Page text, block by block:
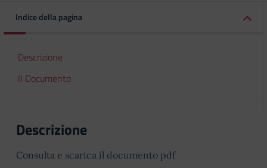
Indice della pagina
Descrizione
Il Documento
Descrizione
Consulta e scarica il documento pdf